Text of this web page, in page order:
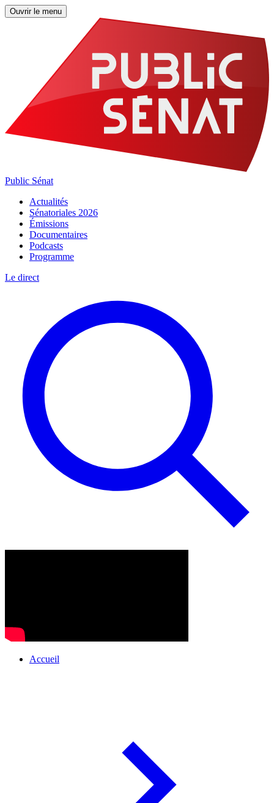
Ouvrir le menu
Public Sénat
Actualités
Sénatoriales 2026
Émissions
Documentaires
Podcasts
Programme
Le direct
Accueil